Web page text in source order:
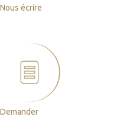
Nous écrire
Demander